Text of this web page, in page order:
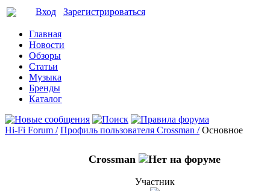
Вход Зарегистрироваться
Главная
Новости
Обзоры
Статьи
Музыка
Бренды
Каталог
Hi-Fi Forum / Профиль пользователя Crossman / Основное
Crossman
Участник